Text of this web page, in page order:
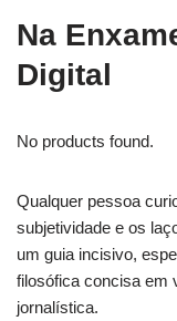
Na
Digital
No products found.
Qualquer pessoa
subjetividade e os
um guia incisivo,
filosófica concisa em
jornalística.